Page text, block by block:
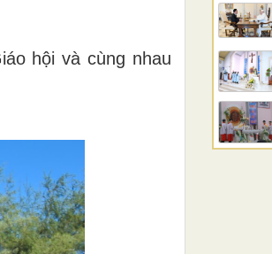
hội và cùng nhau